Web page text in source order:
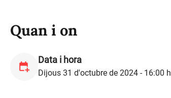
Quan i on
Data i hora
Dijous 31 d'octubre de 2024 - 16:00 h